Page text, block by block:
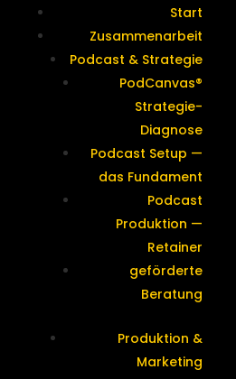
Start
Zusammenarbeit
Podcast & Strategie
PodCanvas®
Strategie-
Diagnose
Podcast Setup —
das Fundament
Podcast
Produktion —
Retainer
geförderte
Beratung
Produktion &
Marketing